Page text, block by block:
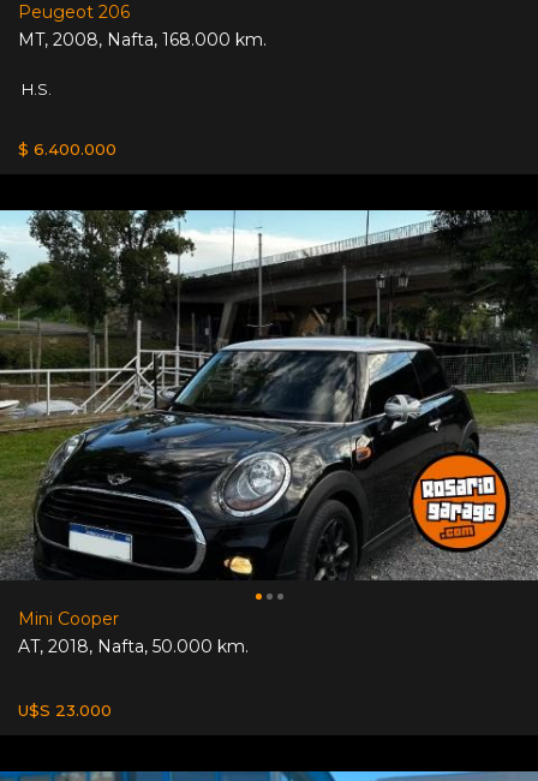
Peugeot 206
MT, 2008, Nafta, 168.000 km.
H.S.
$ 6.400.000
Mini Cooper
AT, 2018, Nafta, 50.000 km.
U$S 23.000